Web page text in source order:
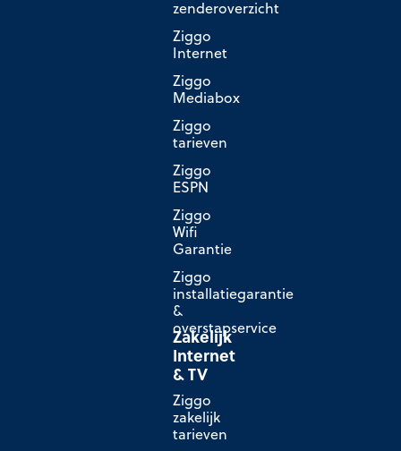
zenderoverzicht
Ziggo
Internet
Ziggo
Mediabox
Ziggo
tarieven
Ziggo
ESPN
Ziggo
Wifi
Garantie
Ziggo
installatiegarantie
&
overstapservice
Zakelijk
Internet
& TV
Ziggo
zakelijk
tarieven